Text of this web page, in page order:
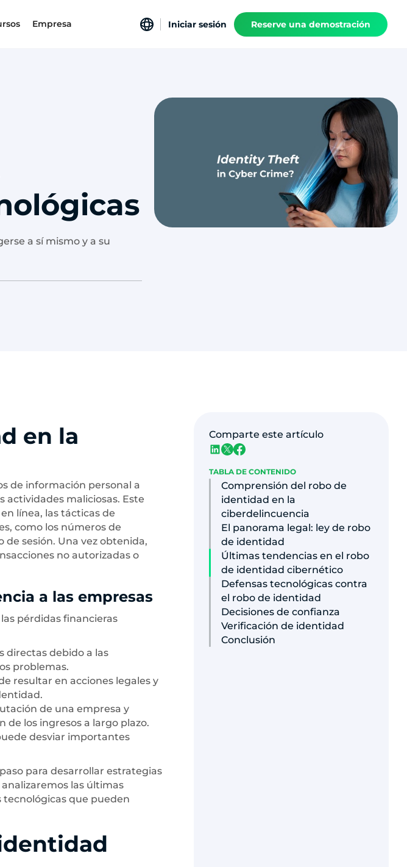
Empresa Iniciar sesión Reserve una demostración
a sí mismo y a su
en la
de información personal a
maliciosas. Este
línea, las tácticas de
como los números de
de sesión. Una vez obtenida,
no autorizadas o
a las empresas
pérdidas financieras
directas debido a las
problemas.
resultar en acciones legales y
de una empresa y
de los ingresos a largo plazo.
desviar importantes
para desarrollar estrategias
las últimas
que pueden
Comparte este artículo
TABLA DE CONTENIDO
Comprensión del robo de
identidad en la
ciberdelincuencia
El panorama legal: ley de robo
de identidad
Últimas tendencias en el robo
de identidad cibernético
Defensas tecnológicas contra
el robo de identidad
Decisiones de confianza
Verificación de identidad
Conclusión